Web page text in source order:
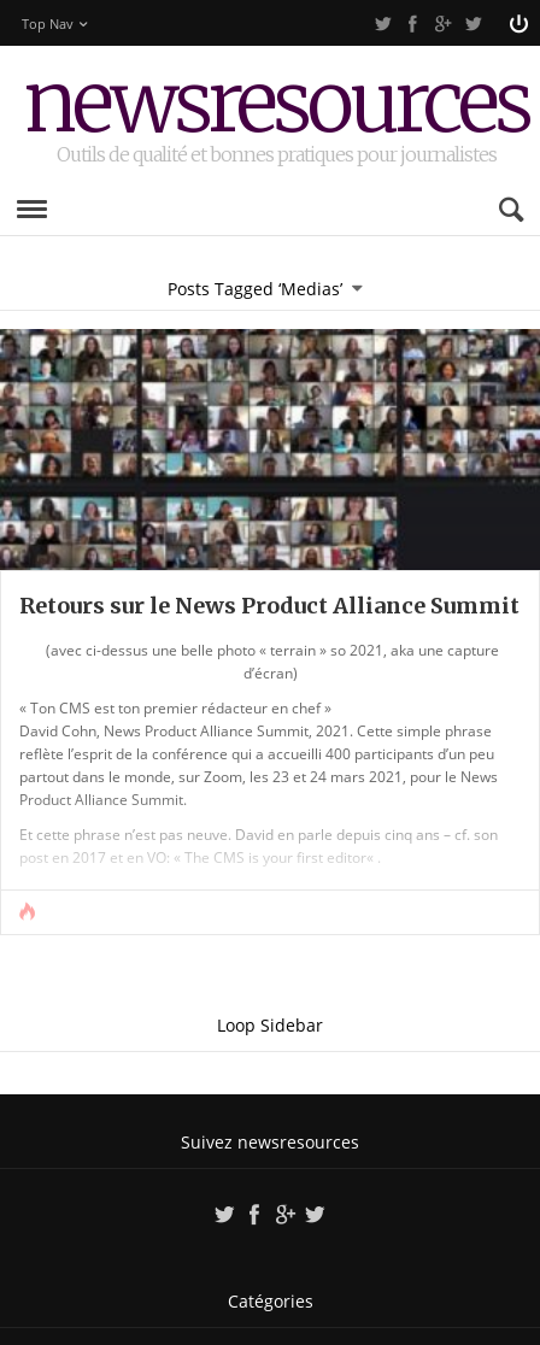
Top Nav
newsresources
Outils de qualité et bonnes pratiques pour journalistes
Posts Tagged ‘Medias’
Retours sur le News Product Alliance Summit
(avec ci-dessus une belle photo « terrain » so 2021, aka une capture
d’écran)
« Ton CMS est ton premier rédacteur en chef »
David Cohn, News Product Alliance Summit, 2021. Cette simple phrase
reflète l’esprit de la conférence qui a accueilli 400 participants d’un peu
partout dans le monde, sur Zoom, les 23 et 24 mars 2021, pour le News
Product Alliance Summit.
Et cette phrase n’est pas neuve. David en parle depuis cinq ans – cf. son
post en 2017 et en VO: « The CMS is your first editor« .
En quelques lignes : les possibilités du CMS dictent la façon dont un
rédacteur va [...]
Loop Sidebar
Suivez newsresources
Catégories